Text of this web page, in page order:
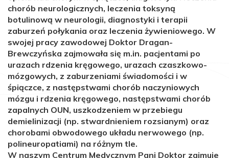
chorób neurologicznych, leczenia toksyną
botulinową w neurologii, diagnostyki i terapii
zaburzeń połykania oraz leczenia żywieniowego. W
swojej pracy zawodowej Doktor Dragan-
Brewczyńska zajmowała się m.in. pacjentami po
urazach rdzenia kręgowego, urazach czaszkowo-
mózgowych, z zaburzeniami świadomości i w
śpiączce, z następstwami chorób naczyniowych
mózgu i rdzenia kręgowego, następstwami chorób
zapalnych OUN, uszkodzeniem w przebiegu
demielinizacji (np. stwardnieniem rozsianym) oraz
chorobami obwodowego układu nerwowego (np.
polineuropatiami) na różnym tle.
W naszym Centrum Medycznym Pani Doktor zajmuje